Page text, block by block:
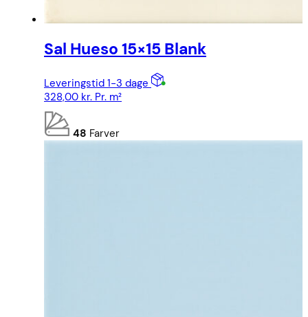
Sal Hueso 15×15 Blank
Leveringstid 1-3 dage
328,00 kr. Pr. m²
48 Farver